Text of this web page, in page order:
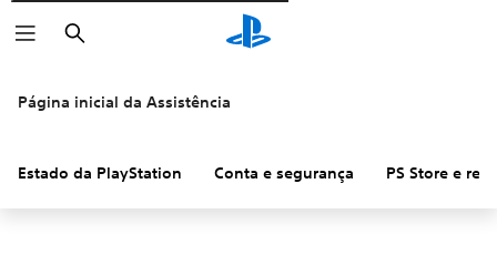
Pesquisar
Página inicial da Assistência
Estado da PlayStation Conta e segurança PS Store e